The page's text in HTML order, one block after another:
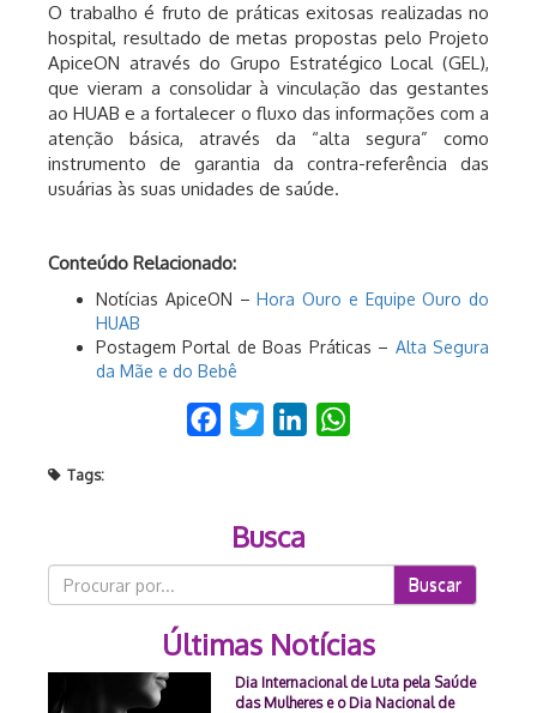
O trabalho é fruto de práticas exitosas realizadas no
hospital, resultado de metas propostas pelo Projeto
ApiceON através do Grupo Estratégico Local (GEL),
que vieram a consolidar à vinculação das gestantes
ao HUAB e a fortalecer o fluxo das informações com a
atenção básica, através da “alta segura” como
instrumento de garantia da contra-referência das
usuárias às suas unidades de saúde.
Conteúdo Relacionado:
Notícias ApiceON –Hora Ouro e Equipe Ouro do
HUAB
Postagem Portal de Boas Práticas – Alta Segura
da Mãe e do Bebê
FacebookTwitterLinkedIn
Tags:
Busca
Buscar
Últimas Notícias
Dia Internacional de Luta pela Saúde
das Mulheres e o Dia Nacional de